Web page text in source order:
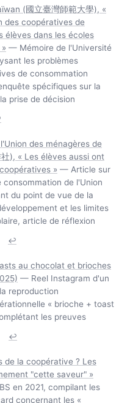
(國立臺灣師範大學), «
des coopératives de
élèves dans les écoles
— Mémoire de l'Université
les problèmes
de consommation
spécifiques sur la
prise de décision
des ménagères de
), « Les élèves aussi ont
» — Article sur
de l'Union
du point de vue de la
et les limites
article de réflexion
↩
au chocolat et brioches
— Reel Instagram d'un
reproduction
« brioche + toast
les preuves
↩
de la coopérative ? Les
"cette saveur" »
en 2021, compilant les
concernant les «